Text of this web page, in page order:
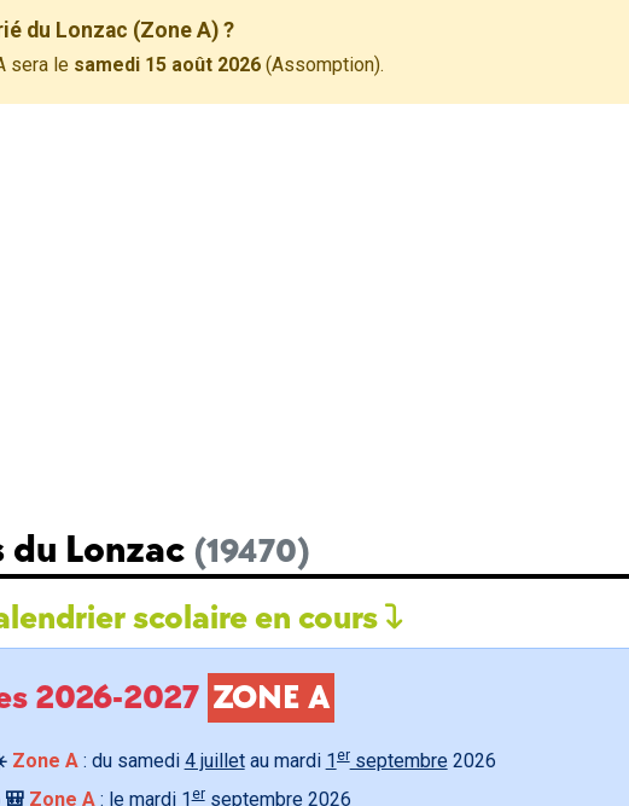
du Lonzac (Zone A) ?
sera le samedi 15 août 2026 (Assomption).
du Lonzac (19470)
scolaire en cours
2026-2027 ZONE A
Zone A: du samedi 4 juilletau mardi 1 erseptembre 2026
🎒 Zone A: le mardi 1erseptembre 2026